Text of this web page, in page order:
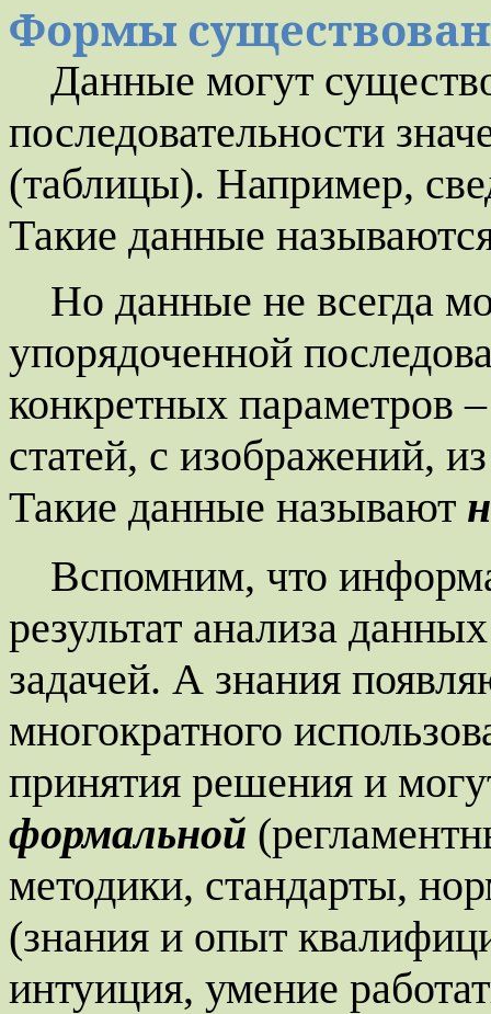
Формы
Данные могут
последовательности
(таблицы). Например,
Такие данные
Но данные не всегда
упорядоченной
конкретных параметров
статей, с изображений,
Такие данные называют
Вспомним, что
результат анализа
задачей. А знания
многократного
принятия решения и
формальной
методики, стандарты,
(знания и опыт
интуиция, умение